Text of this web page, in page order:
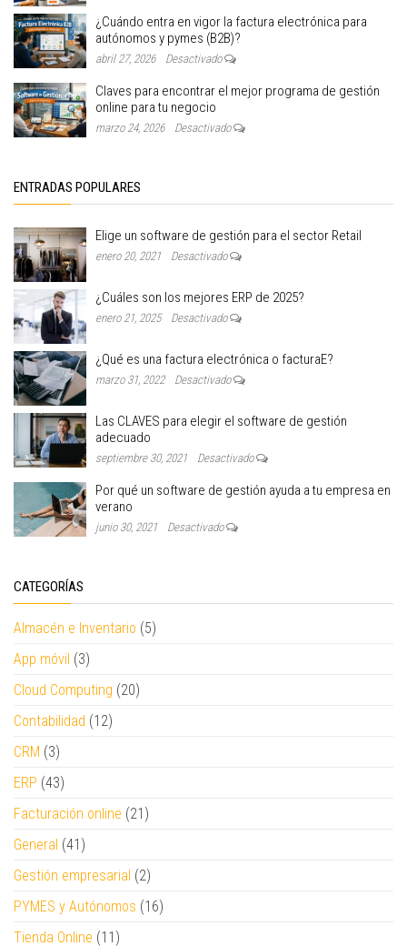
¿Cuándo entra en vigor la factura electrónica para
autónomos y pymes (B2B)?
abril 27, 2026 Desactivado
Claves para encontrar el mejor programa de gestión
online para tu negocio
marzo 24, 2026 Desactivado
ENTRADAS POPULARES
Elige un software de gestión para el sector Retail
enero 20, 2021 Desactivado
¿Cuáles son los mejores ERP de 2025?
enero 21, 2025 Desactivado
¿Qué es una factura electrónica o facturaE?
marzo 31, 2022 Desactivado
Las CLAVES para elegir el software de gestión
adecuado
septiembre 30, 2021 Desactivado
Por qué un software de gestión ayuda a tu empresa en
verano
junio 30, 2021 Desactivado
CATEGORÍAS
Almacén e Inventario (5)
App móvil (3)
Cloud Computing (20)
Contabilidad (12)
CRM (3)
ERP (43)
Facturación online (21)
General (41)
Gestión empresarial (2)
PYMES y Autónomos (16)
Tienda Online (11)